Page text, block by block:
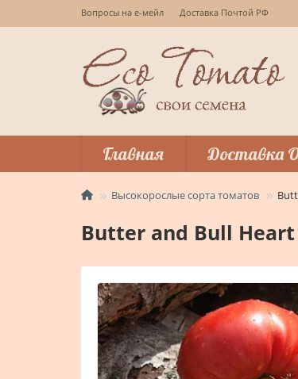
Вопросы на е-мейл Доставка Почтой РФ
Главная Доставка
Высокорослые сорта томатов
Butter and Bull